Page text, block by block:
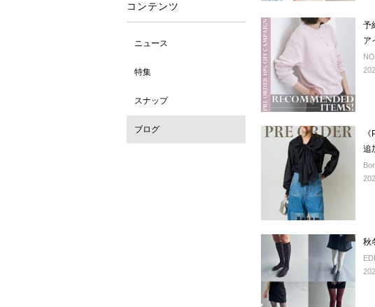
コンテンツ
ニュース
特集
スナップ
ブログ
予
ア
追
秋